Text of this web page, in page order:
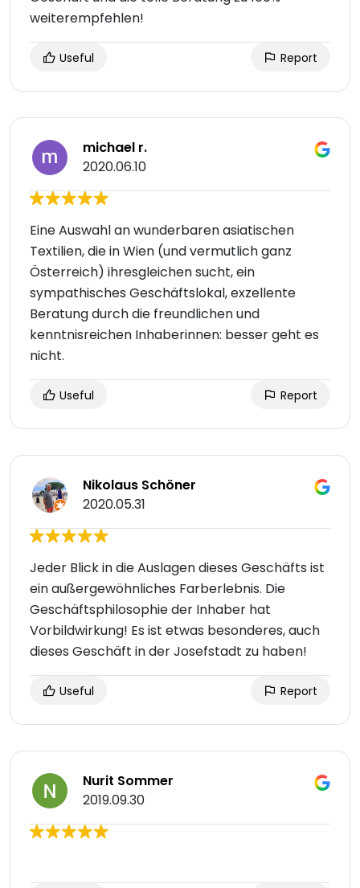
weiterempfehlen!
Useful Report
michael r.
2020.06.10
Eine Auswahl an wunderbaren asiatischen
Textilien, die in Wien (und vermutlich ganz
Österreich) ihresgleichen sucht, ein
sympathisches Geschäftslokal, exzellente
Beratung durch die freundlichen und
kenntnisreichen Inhaberinnen: besser geht es
nicht.
Useful Report
Nikolaus Schöner
2020.05.31
Jeder Blick in die Auslagen dieses Geschäfts ist
ein außergewöhnliches Farberlebnis. Die
Geschäftsphilosophie der Inhaber hat
Vorbildwirkung! Es ist etwas besonderes, auch
dieses Geschäft in der Josefstadt zu haben!
Useful Report
Nurit Sommer
2019.09.30